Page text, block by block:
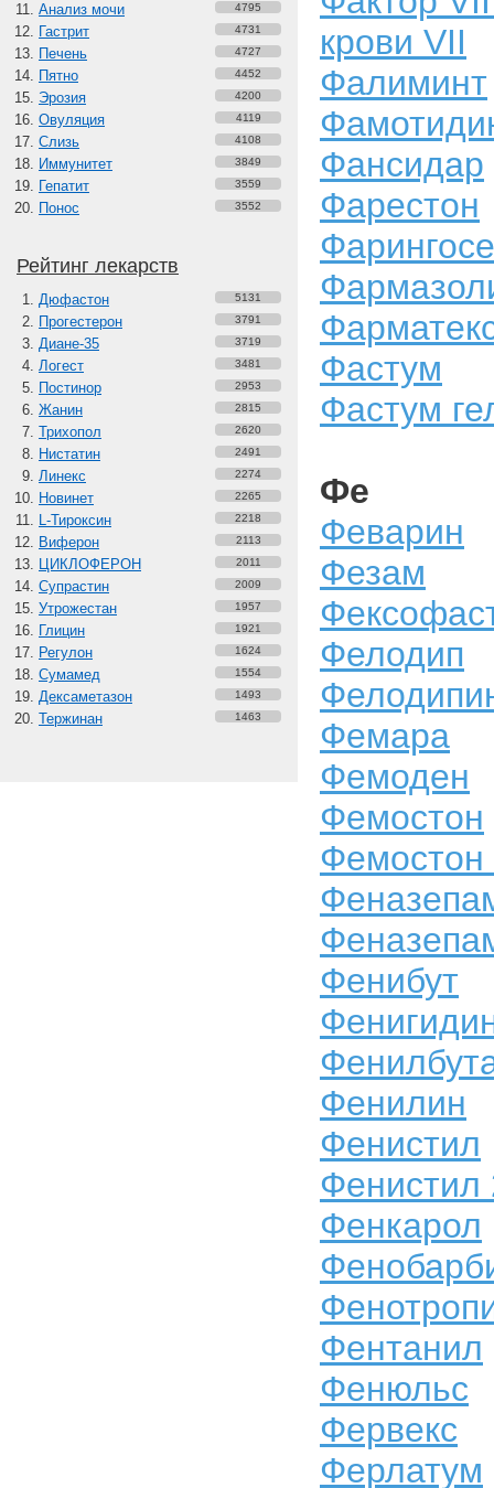
Анализ мочи 4795
Гастрит 4731
Печень 4727
Пятно 4452
Эрозия 4200
Овуляция 4119
Слизь 4108
Иммунитет 3849
Гепатит 3559
Понос 3552
Рейтинг лекарств
Дюфастон 5131
Прогестерон 3791
Диане-35 3719
Логест 3481
Постинор 2953
Жанин 2815
Трихопол 2620
Нистатин 2491
Линекс 2274
Новинет 2265
L-Тироксин 2218
Виферон 2113
ЦИКЛОФЕРОН 2011
Супрастин 2009
Утрожестан 1957
Глицин 1921
Регулон 1624
Сумамед 1554
Дексаметазон 1493
Тержинан 1463
крови VII
Фалиминт
Фансидар
Фарестон
Фастум
Фастум
Фе
Феварин
Фезам
Фелодип
Фемара
Фемоден
Фемостон
Фемостон
Фенибут
Фенилин
Фенистил
Фенистил
Фенкарол
Фентанил
Фенюльс
Фервекс
Ферлатум